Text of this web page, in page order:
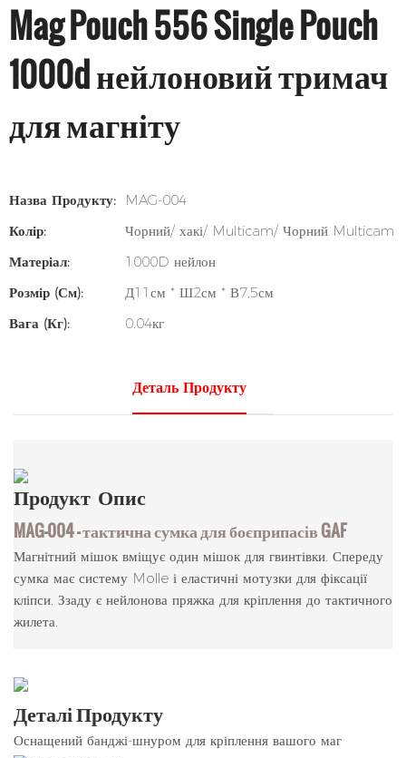
Mag Pouch 556 Single Pouch
1000d нейлоновий тримач
для магніту
Назва Продукту:
MAG-004
Колір:
Чорний/ хакі/ Multicam/ Чорний Multicam
Матеріал:
1000D нейлон
Розмір (см):
Д11см * Ш2см * В7,5см
Вага (кг):
0.04кг
Деталь Продукту
Продукт Опис
MAG-004 — тактична сумка для боєприпасів GAF
Магнітний мішок вміщує один мішок для гвинтівки. Спереду
сумка має систему Molle і еластичні мотузки для фіксації
кліпси. Ззаду є нейлонова пряжка для кріплення до тактичного
жилета.
Деталі Продукту
Оснащений банджі-шнуром для кріплення вашого маг